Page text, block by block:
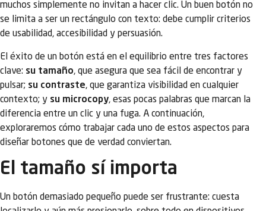
muchos simplemente no invitan a hacer clic. Un buen botón no
se limita a ser un rectángulo con texto: debe cumplir criterios
de usabilidad, accesibilidad y persuasión.
El éxito de un botón está en el equilibrio entre tres factores
clave: su tamaño, que asegura que sea fácil de encontrar y
pulsar; su contraste, que garantiza visibilidad en cualquier
contexto; y su microcopy, esas pocas palabras que marcan la
diferencia entre un clic y una fuga. A continuación,
exploraremos cómo trabajar cada uno de estos aspectos para
diseñar botones que de verdad conviertan.
El tamaño sí importa
Un botón demasiado pequeño puede ser frustrante: cuesta